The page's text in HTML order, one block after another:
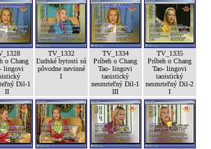
o Chang
lingovi
Dil-1
II
TV_1332
Ľudské bytosti sú
pôvodne nevinné
I
TV_1334
Príbeh o Chang
Tao- lingovi
taoistický
nesmrteľný Dil-1
III
TV_1335
Príbeh o Chang
Tao- lingovi
taoistický
nesmrteľný Dil-2
I